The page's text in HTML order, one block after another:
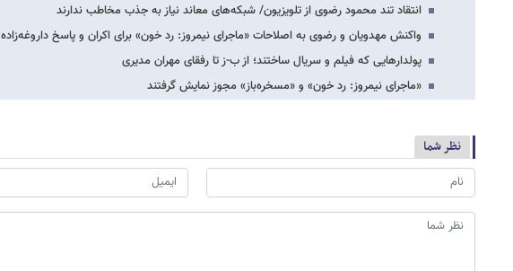
انتقاد تند محمود رضوی از تلویزیون/ شبکه‌های معاند نیاز به جذب مخاطب ندارند
واکنش مهدویان و رضوی به اصلاحات «ماجرای نیمروز: رد خون» برای اکران و پاسخ داروغه‌زاده
پولدارهایی که فیلم و سریال ساختند؛ از ب-ز تا رفقای مهران مدیری
«ماجرای نیمروز: رد خون» و «مسخره‌باز» مجوز نمایش گرفتند
نظر شما